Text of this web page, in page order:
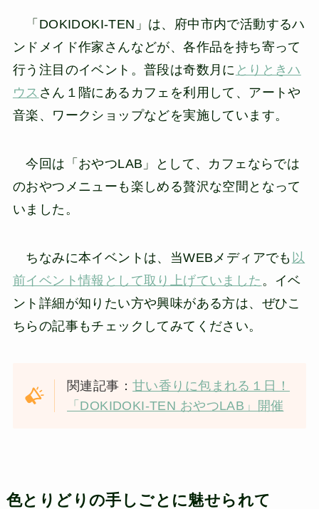
「DOKIDOKI-TEN」は、府中市内で活動するハ
ンドメイド作家さんなどが、各作品を持ち寄って
行う注目のイベント。普段は奇数月に とりときハ
ウス さん１階にあるカフェを利用して、アートや
音楽、ワークショップなどを実施しています。
今回は「おやつLAB」として、カフェならでは
のおやつメニューも楽しめる贅沢な空間となって
いました。
ちなみに本イベントは、当WEBメディアでも 以
前イベント情報として取り上げていました 。イベ
ント詳細が知りたい方や興味がある方は、ぜひこ
ちらの記事もチェックしてみてください。
関連記事：甘い香りに包まれる１日！
「DOKIDOKI-TEN おやつLAB」開催
色とりどりの手しごとに魅せられて